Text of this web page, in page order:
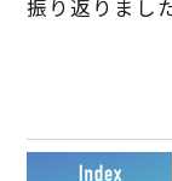
振り返りました